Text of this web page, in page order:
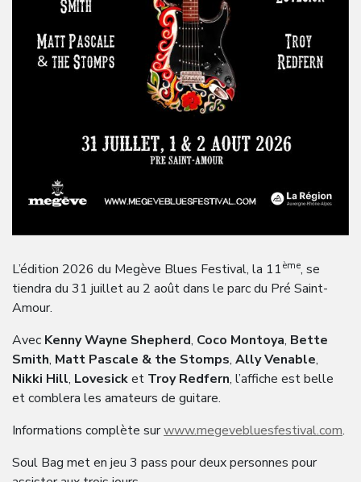
L’édition 2026 du Megève Blues Festival, la 11ème, se
tiendra du 31 juillet au 2 août dans le parc du Pré Saint-
Amour.
Avec Kenny Wayne Shepherd, Coco Montoya, Bette
Smith, Matt Pascale & the Stomps, Ally Venable,
Nikki Hill, Lovesicket Troy Redfern, l’affiche est belle
et comblera les amateurs de guitare.
Informations complète surwww.megevebluesfestival.com.
Soul Bag met en jeu 3 pass pour deux personnes pour